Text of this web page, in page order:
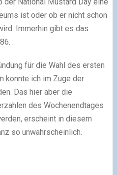
ist oder ob er nicht schon
Immerhin gibt es das
für die Wahl des ersten
konnte ich im Zuge der
Das hier aber die
des Wochenendtages
erscheint in diesem
so unwahrscheinlich.